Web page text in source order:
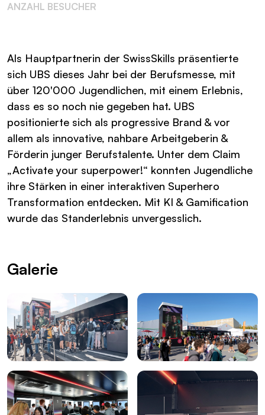
ANZAHL BESUCHER
Als Hauptpartnerin der SwissSkills präsentierte
sich UBS dieses Jahr bei der Berufsmesse, mit
über 120'000 Jugendlichen, mit einem Erlebnis,
dass es so noch nie gegeben hat. UBS
positionierte sich als progressive Brand & vor
allem als innovative, nahbare Arbeitgeberin &
Förderin junger Berufstalente. Unter dem Claim
„Activate your superpower!“ konnten Jugendliche
ihre Stärken in einer interaktiven Superhero
Transformation entdecken. Mit KI & Gamification
wurde das Standerlebnis unvergesslich.
Galerie